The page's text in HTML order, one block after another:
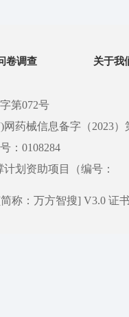
卷调查 关于我
第072号
药械信息备字（2023）
：0108284
划资助项目（编号：
称：万方智搜] V3.0 证